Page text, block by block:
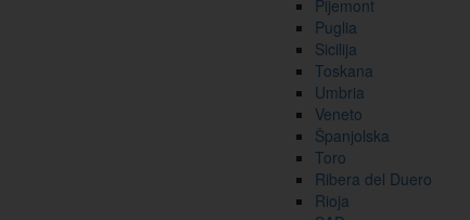
Pijemont
Puglia
Sicilija
Toskana
Umbria
Veneto
Španjolska
Toro
Ribera del Duero
Rioja